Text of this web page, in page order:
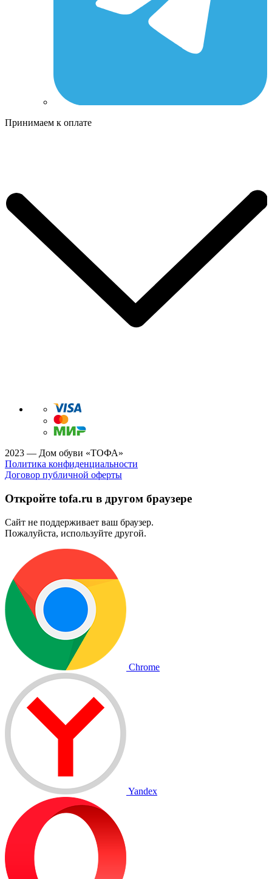
Принимаем к оплате
2023 — Дом обуви «ТОФА»
Политика конфиденциальности
Договор публичной оферты
Откройте tofa.ru в другом браузере
Сайт не поддерживает ваш браузер.
Пожалуйста, используйте другой.
Chrome
Yandex